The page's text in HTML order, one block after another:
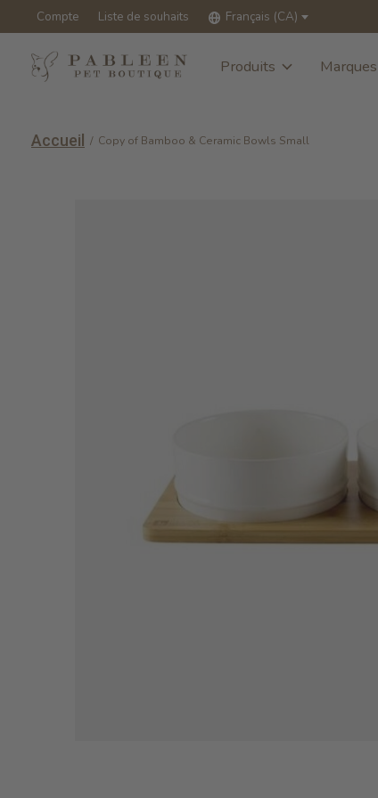
Compte Liste de souhaits Français (CA)
Produits Marques
Accueil / Copy of Bamboo & Ceramic Bowls Small